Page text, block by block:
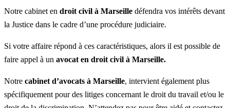
Notre cabinet en droit civil à Marseille défendra vos intérêts devant
la Justice dans le cadre d’une procédure judiciaire.
Si votre affaire répond à ces caractéristiques, alors il est possible de
faire appel à un avocat en droit civil à Marseille.
Notre cabinet d’avocats à Marseille, intervient également plus
spécifiquement pour des litiges concernant le droit du travail et/ou le